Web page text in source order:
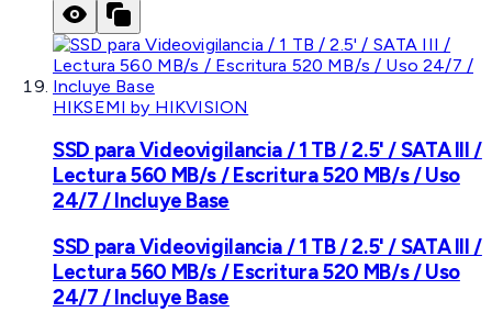
HIKSEMI by HIKVISION
SSD para Videovigilancia / 1 TB / 2.5' / SATA III /
Lectura 560 MB/s / Escritura 520 MB/s / Uso
24/7 / Incluye Base
SSD para Videovigilancia / 1 TB / 2.5' / SATA III /
Lectura 560 MB/s / Escritura 520 MB/s / Uso
24/7 / Incluye Base